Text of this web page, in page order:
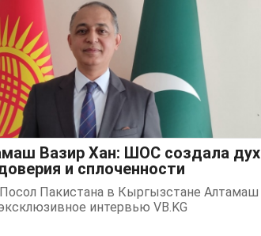
Вазир Хан: ШОС создала дух
и сплоченности
Пакистана в Кыргызстане Алтамаш
интервью VB.KG